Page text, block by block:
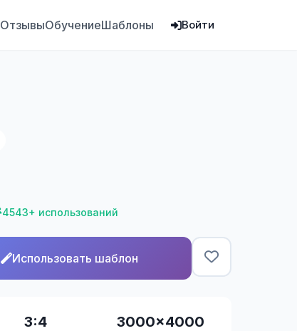
ОтзывыОбучениеШаблоны Войти
4543+ использований
Использовать шаблон
3:4 3000×4000